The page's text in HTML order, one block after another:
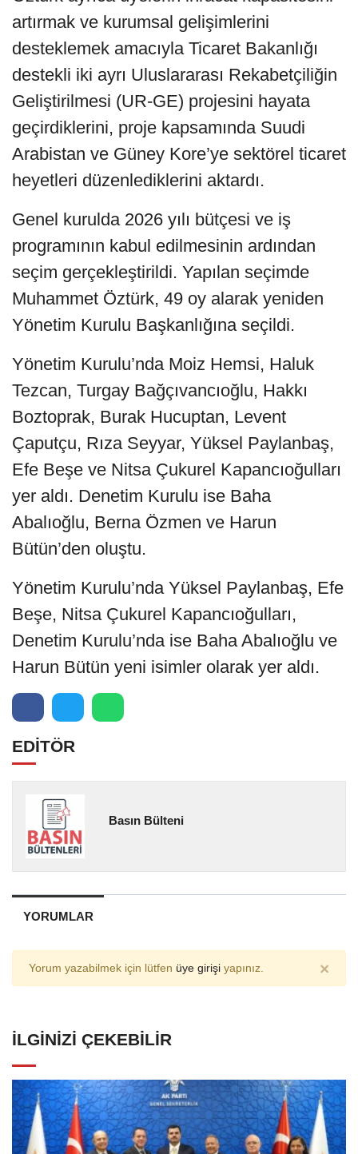
artırmak ve kurumsal gelişimlerini
desteklemek amacıyla Ticaret Bakanlığı
destekli iki ayrı Uluslararası Rekabetçiliğin
Geliştirilmesi (UR-GE) projesini hayata
geçirdiklerini, proje kapsamında Suudi
Arabistan ve Güney Kore’ye sektörel ticaret
heyetleri düzenlediklerini aktardı.
Genel kurulda 2026 yılı bütçesi ve iş
programının kabul edilmesinin ardından
seçim gerçekleştirildi. Yapılan seçimde
Muhammet Öztürk, 49 oy alarak yeniden
Yönetim Kurulu Başkanlığına seçildi.
Yönetim Kurulu’nda Moiz Hemsi, Haluk
Tezcan, Turgay Bağçıvancıoğlu, Hakkı
Boztoprak, Burak Hucuptan, Levent
Çaputçu, Rıza Seyyar, Yüksel Paylanbaş,
Efe Beşe ve Nitsa Çukurel Kapancıoğulları
yer aldı. Denetim Kurulu ise Baha
Abalıoğlu, Berna Özmen ve Harun
Bütün’den oluştu.
Yönetim Kurulu’nda Yüksel Paylanbaş, Efe
Beşe, Nitsa Çukurel Kapancıoğulları,
Denetim Kurulu’nda ise Baha Abalıoğlu ve
Harun Bütün yeni isimler olarak yer aldı.
EDİTÖR
Basın Bülteni
YORUMLAR
Yorum yazabilmek için lütfen üye girişi yapınız. ×
İLGINIZI ÇEKEBILIR